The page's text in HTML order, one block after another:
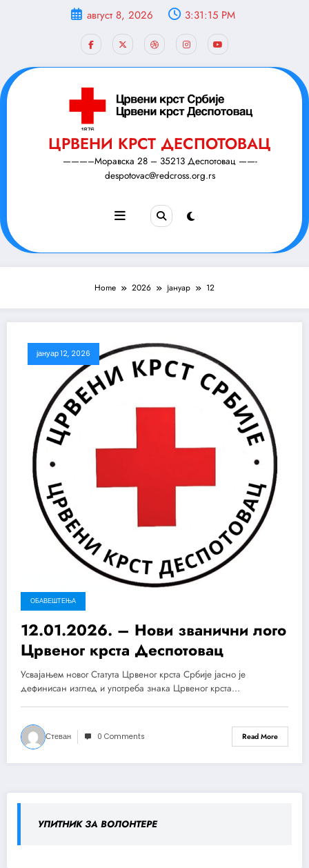
август 8, 2026 3:31:16 PM
ЦРВЕНИ КРСТ ДЕСПОТОВАЦ
———–Моравска 28 – 35213 Деспотовац ——-
despotovac@redcross.org.rs
Home 2026 јануар 12
јануар 12, 2026
ОБАВЕШТЕЊА
12.01.2026. – Нови званични лого
Црвеног крста Деспотовац
Усвајањем новог Статута Црвеног крста Србије јасно је
дефинисан изглед и употреба знака Црвеног крста…
Стеван 0 Comments Read More
УПИТНИК ЗА ВОЛОНТЕРЕ